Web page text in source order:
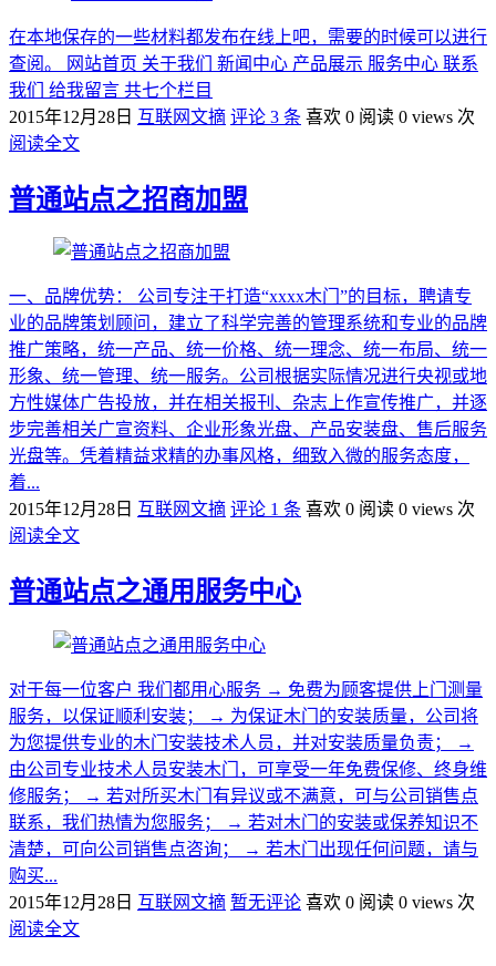
在本地保存的一些材料都发布在线上吧，需要的时候可以进行
查阅。 网站首页 关于我们 新闻中心 产品展示 服务中心 联系
我们 给我留言 共七个栏目
2015年12月28日 互联网文摘 评论 3 条 喜欢 0 阅读 0 views 次
阅读全文
普通站点之招商加盟
一、品牌优势： 公司专注于打造“xxxx木门”的目标，聘请专
业的品牌策划顾问，建立了科学完善的管理系统和专业的品牌
推广策略，统一产品、统一价格、统一理念、统一布局、统一
形象、统一管理、统一服务。公司根据实际情况进行央视或地
方性媒体广告投放，并在相关报刊、杂志上作宣传推广，并逐
步完善相关广宣资料、企业形象光盘、产品安装盘、售后服务
光盘等。凭着精益求精的办事风格，细致入微的服务态度，
着...
2015年12月28日 互联网文摘 评论 1 条 喜欢 0 阅读 0 views 次
阅读全文
普通站点之通用服务中心
对于每一位客户 我们都用心服务 → 免费为顾客提供上门测量
服务，以保证顺利安装； → 为保证木门的安装质量，公司将
为您提供专业的木门安装技术人员，并对安装质量负责； →
由公司专业技术人员安装木门，可享受一年免费保修、终身维
修服务； → 若对所买木门有异议或不满意，可与公司销售点
联系，我们热情为您服务； → 若对木门的安装或保养知识不
清楚，可向公司销售点咨询； → 若木门出现任何问题，请与
购买...
2015年12月28日 互联网文摘 暂无评论 喜欢 0 阅读 0 views 次
阅读全文